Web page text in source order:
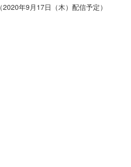
年9月17日（木）配信予定）